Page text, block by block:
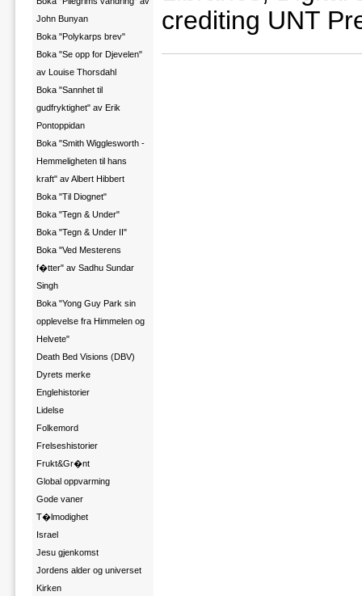
John Bunyan
Boka "Polykarps brev"
Boka "Se opp for Djevelen"
av Louise Thorsdahl
Boka "Sannhet til
gudfryktighet" av Erik
Pontoppidan
Boka "Smith Wigglesworth -
Hemmeligheten til hans
kraft" av Albert Hibbert
Boka "Til Diognet"
Boka "Tegn & Under"
Boka "Tegn & Under II"
Boka "Ved Mesterens
f�tter" av Sadhu Sundar
Singh
Boka "Yong Guy Park sin
opplevelse fra Himmelen og
Helvete"
Death Bed Visions (DBV)
Dyrets merke
Englehistorier
Lidelse
Folkemord
Frelseshistorier
Frukt&Gr�nt
Global oppvarming
Gode vaner
T�lmodighet
Israel
Jesu gjenkomst
Jordens alder og universet
Kirken
crediting UNT